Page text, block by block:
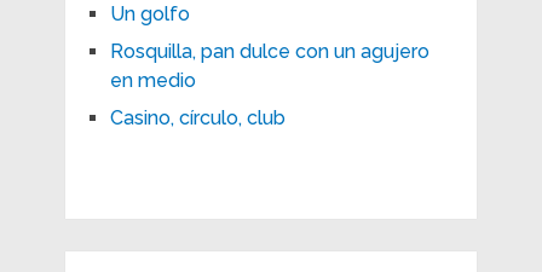
Un golfo
Rosquilla, pan dulce con un agujero
en medio
Casino, círculo, club